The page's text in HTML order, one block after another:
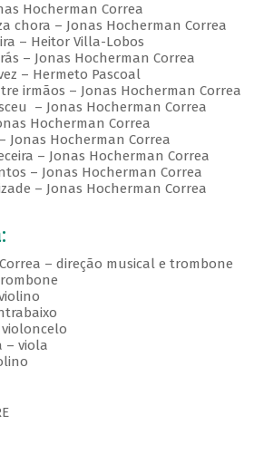
Hocherman Correa
– Jonas Hocherman Correa
– Heitor Villa-Lobos
– Jonas Hocherman Correa
– Hermeto Pascoal
irmãos – Jonas Hocherman Correa
– Jonas Hocherman Correa
Hocherman Correa
Hocherman Correa
– Jonas Hocherman Correa
– Jonas Hocherman Correa
– Jonas Hocherman Correa
– direção musical e trombone
violoncelo
– viola